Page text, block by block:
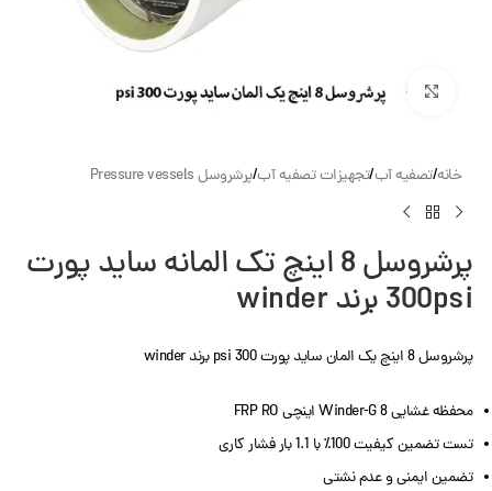
بزرگنمایی تصویر
خانه/تصفیه آب/تجهیزات تصفیه آب/پرشروسل Pressure vessels
پرشروسل 8 اینچ تک المانه ساید پورت
300psi برند winder
پرشروسل 8 اینچ یک المان ساید پورت 300 psi برند winder
محفظه غشایی Winder-G 8 اینچی FRP RO
تست تضمین کیفیت 100٪ با 1.1 بار فشار کاری
تضمین ایمنی و عدم نشتی